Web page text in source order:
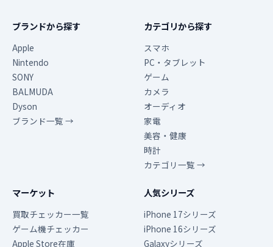
ブランドから探す
Apple
Nintendo
SONY
BALMUDA
Dyson
ブランド一覧 →
カテゴリから探す
スマホ
PC・タブレット
ゲーム
カメラ
オーディオ
家電
美容・健康
時計
カテゴリ一覧 →
マーケット
買取チェッカー一覧
ゲーム機チェッカー
Apple Store在庫
人気シリーズ
iPhone 17シリーズ
iPhone 16シリーズ
Galaxyシリーズ